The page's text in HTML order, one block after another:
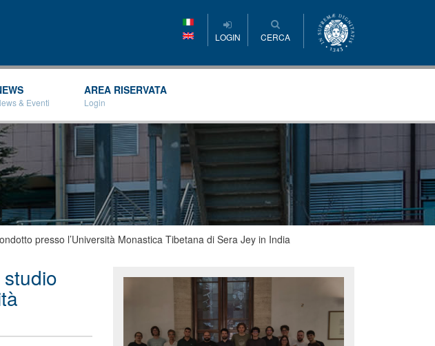
LOGIN CERCA
& Eventi
AREA RISERVATA
Login
presso l’Università Monastica Tibetana di Sera Jey in India